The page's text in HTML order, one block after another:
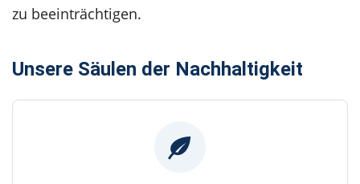
zu beeinträchtigen.
Unsere Säulen der Nachhaltigkeit